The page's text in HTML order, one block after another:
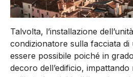
Talvolta, l’installazione
condizionatore sulla facciata
essere possibile poiché in
decoro dell’edificio, impattando